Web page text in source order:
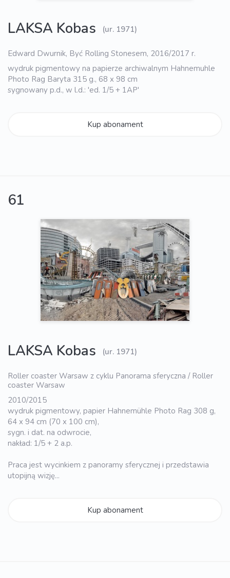
LAKSA Kobas (ur. 1971)
Edward Dwurnik, Być Rolling Stonesem, 2016/2017 r.
wydruk pigmentowy na papierze archiwalnym Hahnemuhle
Photo Rag Baryta 315 g., 68 x 98 cm
sygnowany p.d., w l.d.: 'ed. 1/5 + 1AP'
Kup abonament
61
LAKSA Kobas (ur. 1971)
Roller coaster Warsaw z cyklu Panorama sferyczna / Roller
coaster Warsaw
2010/2015
wydruk pigmentowy, papier Hahnemühle Photo Rag 308 g,
64 x 94 cm (70 x 100 cm),
sygn. i dat. na odwrocie,
nakład: 1/5 + 2 a.p.
Praca jest wycinkiem z panoramy sferycznej i przedstawia
utopijną wizję...
Kup abonament